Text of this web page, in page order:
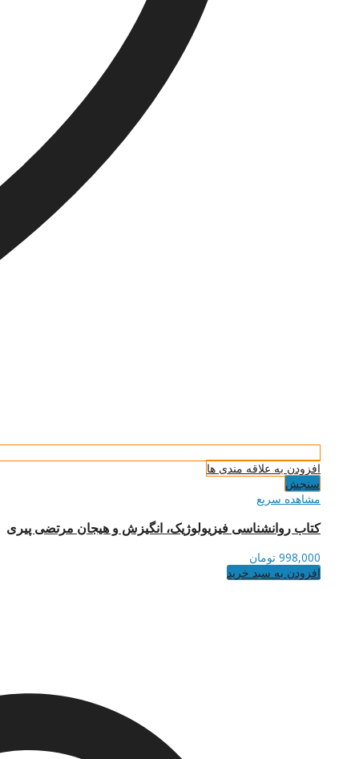
افزودن به علاقه مندی ها
سنجش
مشاهده سریع
کتاب روانشناسی فیزیولوژیک، انگیزش و هیجان مرتضی پیری
998,000 تومان
افزودن به سبد خرید